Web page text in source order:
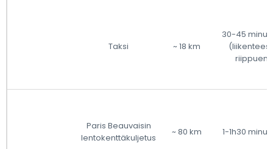
Taksi ~ 18 km
30-45
riippuen)
Paris Beauvaisin
lentokenttäkuljetus
~ 80 km 1-1h30